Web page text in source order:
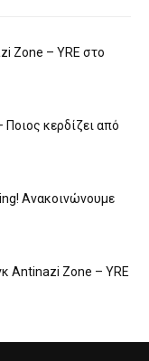
Zone – YRE στο
κερδίζει από
Ανακοινώνουμε
Antinazi Zone – YRE